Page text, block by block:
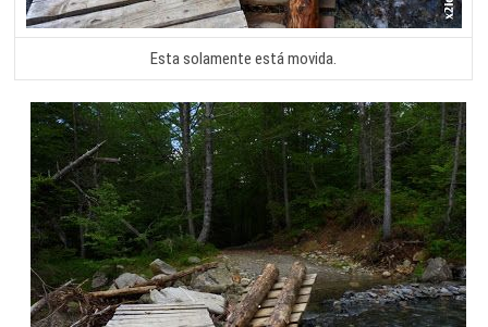
Esta solamente está movida.